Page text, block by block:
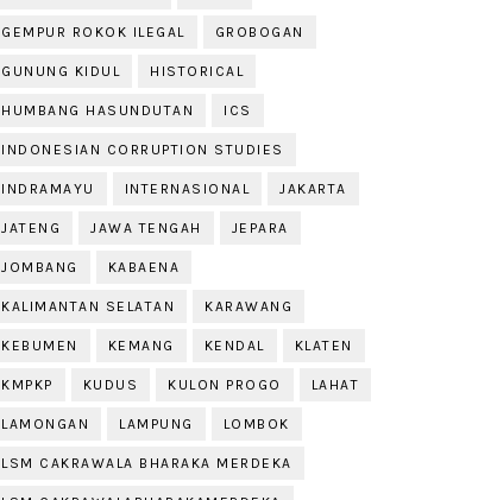
GEMPUR ROKOK ILEGAL GROBOGAN
GUNUNG KIDUL HISTORICAL
HUMBANG HASUNDUTAN ICS
INDONESIAN CORRUPTION STUDIES
INDRAMAYU INTERNASIONAL JAKARTA
JATENG JAWA TENGAH JEPARA
JOMBANG KABAENA
KALIMANTAN SELATAN KARAWANG
KEBUMEN KEMANG KENDAL KLATEN
KMPKP KUDUS KULON PROGO LAHAT
LAMONGAN LAMPUNG LOMBOK
LSM CAKRAWALA BHARAKA MERDEKA